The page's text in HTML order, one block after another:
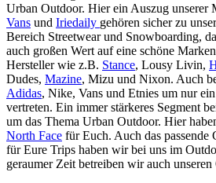
Urban Outdoor. Hier ein Auszug unserer
Vans und Iriedaily gehören sicher zu
Bereich Streetwear und Snowboarding,
auch großen Wert auf eine schöne
Hersteller wie z.B. Stance, Lousy Livin,
Dudes, Mazine, Mizu und Nixon. Auch
Adidas, Nike, Vans und Etnies um nur
vertreten. Ein immer stärkeres Segment
um das Thema Urban Outdoor. Hier
North Face für Euch. Auch das passende
für Eure Trips haben wir bei uns im
geraumer Zeit betreiben wir auch